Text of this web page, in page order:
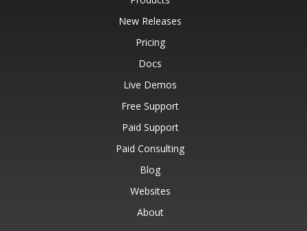
New Releases
Pricing
Docs
Live Demos
Free Support
Paid Support
Paid Consulting
Blog
Websites
About